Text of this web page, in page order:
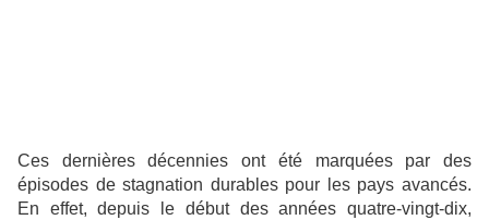
Ces dernières décennies ont été marquées par des
épisodes de stagnation durables pour les pays avancés.
En effet, depuis le début des années quatre-vingt-dix,